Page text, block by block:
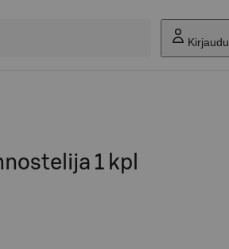
Kirjaudu
1 kpl